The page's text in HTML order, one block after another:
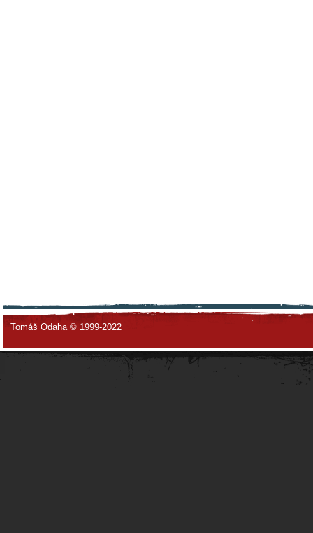
Tomáš Odaha © 1999-2022